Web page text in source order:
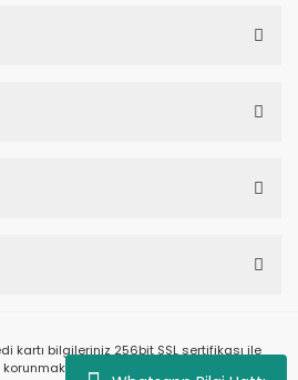
kartı bilgileriniz 256bit SSL sertifikası ile
korunmaktadır.